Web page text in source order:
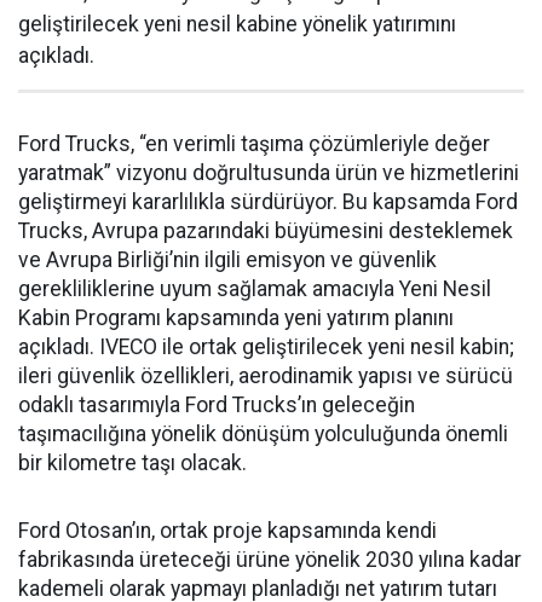
geliştirilecek yeni nesil kabine yönelik yatırımını
açıkladı.
Ford Trucks, “en verimli taşıma çözümleriyle değer
yaratmak” vizyonu doğrultusunda ürün ve hizmetlerini
geliştirmeyi kararlılıkla sürdürüyor. Bu kapsamda Ford
Trucks, Avrupa pazarındaki büyümesini desteklemek
ve Avrupa Birliği’nin ilgili emisyon ve güvenlik
gerekliliklerine uyum sağlamak amacıyla Yeni Nesil
Kabin Programı kapsamında yeni yatırım planını
açıkladı. IVECO ile ortak geliştirilecek yeni nesil kabin;
ileri güvenlik özellikleri, aerodinamik yapısı ve sürücü
odaklı tasarımıyla Ford Trucks’ın geleceğin
taşımacılığına yönelik dönüşüm yolculuğunda önemli
bir kilometre taşı olacak.
Ford Otosan’ın, ortak proje kapsamında kendi
fabrikasında üreteceği ürüne yönelik 2030 yılına kadar
kademeli olarak yapmayı planladığı net yatırım tutarı